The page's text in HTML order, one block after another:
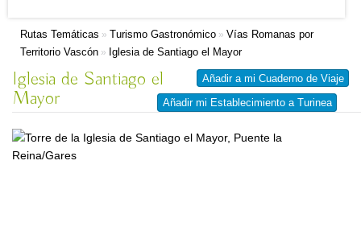
Rutas Temáticas » Turismo Gastronómico » Vías Romanas por
Territorio Vascón » Iglesia de Santiago el Mayor
Añadir a mi Cuaderno de Viaje
Añadir mi Establecimiento a Turinea
Iglesia de Santiago el
Mayor